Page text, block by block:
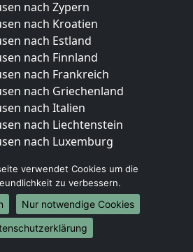
nach Zypern
nach Kroatien
nach Estland
nach Finnland
nach Frankreich
nach Griechenland
nach Italien
nach Liechtenstein
nach Luxemburg
nach Norwegen
nach Berlin
nach Hamburg
verwendet Cookies um die
zu verbessern.
Nur notwendige Cookies